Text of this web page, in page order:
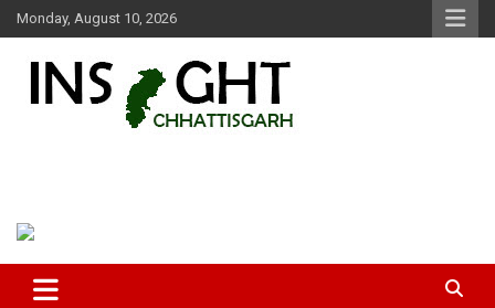
Skip
to
Monday, August 10, 2026